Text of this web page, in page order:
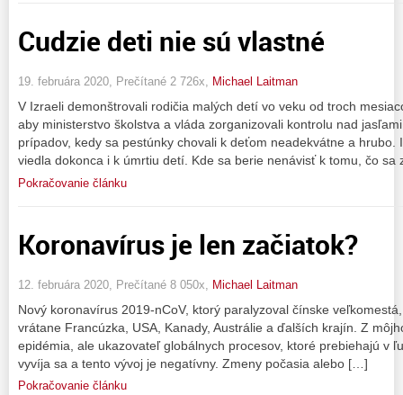
Cudzie deti nie sú vlastné
19. februára 2020, Prečítané 2 726x, Michael Laitman
V Izraeli demonštrovali rodičia malých detí vo veku od troch
aby ministerstvo školstva a vláda zorganizovali kontrolu nad
prípadov, kedy sa pestúnky chovali k deťom neadekvátne a hrubo.
viedla dokonca i k úmrtiu detí. Kde sa berie nenávisť k tomu, čo
Pokračovanie článku
Koronavírus je len začiatok?
12. februára 2020, Prečítané 8 050x, Michael Laitman
Nový koronavírus 2019-nCoV, ktorý paralyzoval čínske
vrátane Francúzka, USA, Kanady, Austrálie a ďalších krajín. Z
epidémia, ale ukazovateľ globálnych procesov, ktoré prebiehajú v
vyvíja sa a tento vývoj je negatívny. Zmeny počasia alebo […]
Pokračovanie článku